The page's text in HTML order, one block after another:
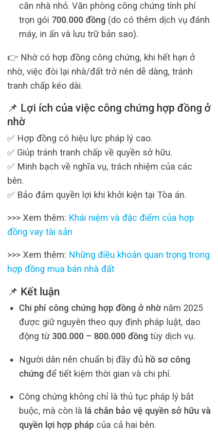
căn nhà nhỏ. Văn phòng công chứng tính phí
trọn gói 700.000 đồng(do có thêm dịch vụ đánh
máy, in ấn và lưu trữ bản sao).
👉 Nhờ có hợp đồng công chứng, khi hết hạn ở
nhờ, việc đòi lại nhà/đất trở nên dễ dàng, tránh
tranh chấp kéo dài.
📌 Lợi ích của việc công chứng hợp đồng ở
nhờ
✅ Hợp đồng có hiệu lực pháp lý cao.
✅ Giúp tránh tranh chấp về quyền sở hữu.
✅ Minh bạch về nghĩa vụ, trách nhiệm của các
bên.
✅ Bảo đảm quyền lợi khi khởi kiện tại Tòa án.
>>> Xem thêm: Khái niệm và đặc điểm của hợp
đồng vay tài sản
>>> Xem thêm: Những điều khoản quan trọng trong
hợp đồng mua bán nhà đất
📌 Kết luận
Chi phí công chứng hợp đồng ở nhờnăm 2025
được giữ nguyên theo quy định pháp luật, dao
động từ 300.000 – 800.000 đồngtùy dịch vụ.
Người dân nên chuẩn bị đầy đủ hồ sơ công
chứngđể tiết kiệm thời gian và chi phí.
Công chứng không chỉ là thủ tục pháp lý bắt
buộc, mà còn là lá chắn bảo vệ quyền sở hữu và
quyền lợi hợp pháp của cả hai bên.